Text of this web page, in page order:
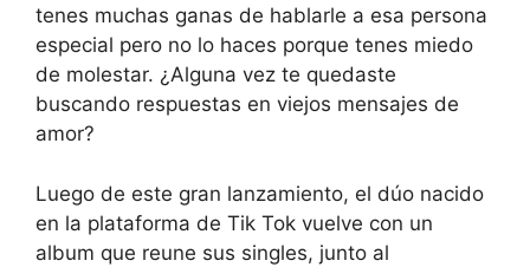
tenes muchas ganas de hablarle a esa persona
especial pero no lo haces porque tenes miedo
de molestar. ¿Alguna vez te quedaste
buscando respuestas en viejos mensajes de
amor?
Luego de este gran lanzamiento, el dúo nacido
en la plataforma de Tik Tok vuelve con un
album que reune sus singles, junto al